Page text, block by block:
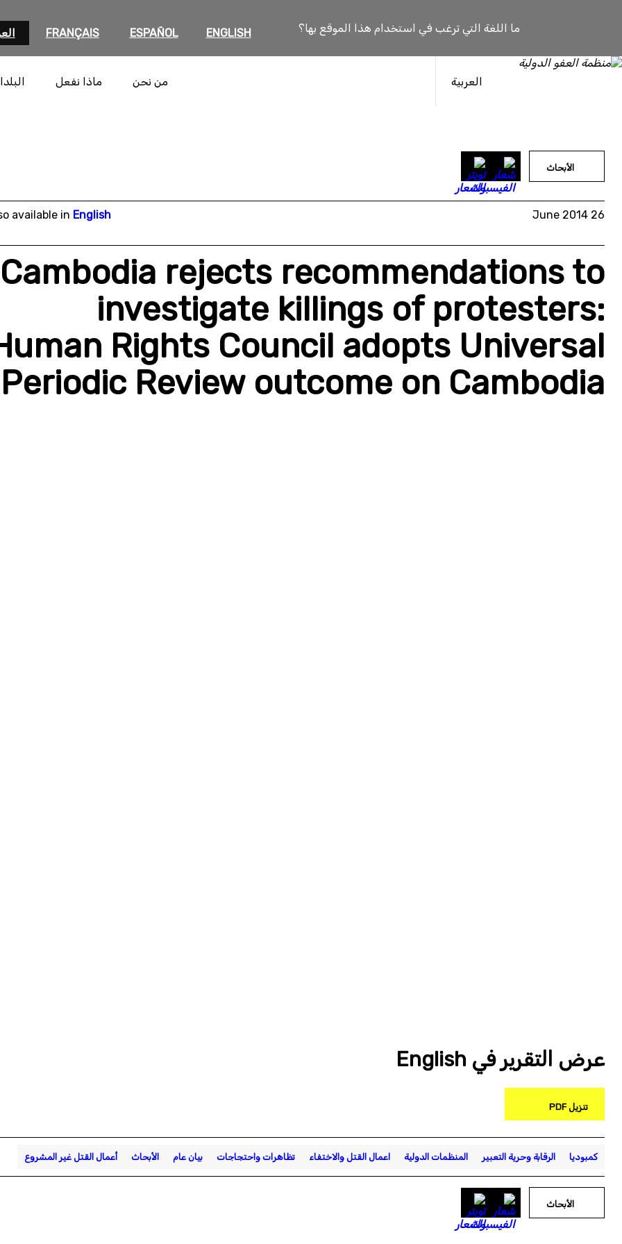
ما اللغة التي ترغب في استخدام هذا الموقع بها؟ ENGLISH
ESPAÑOL
FRANÇAIS
العربية من نحن ماذا نفعل
الأبحاث
26 June 2014
available in English
Cambodia rejects recommendations to
investigate killings of protesters:
Rights Council adopts Universal
Periodic Review outcome on Cambodia
عرض التقرير في English
تنزيل PDF
كمبوديا الرقابة وحرية التعبير المنظمات الدولية اعمال القتل والاختفاء تظاهرات واحتجاجات بيان عام الأبحاث أعمال القتل غير المشروع
الأبحاث